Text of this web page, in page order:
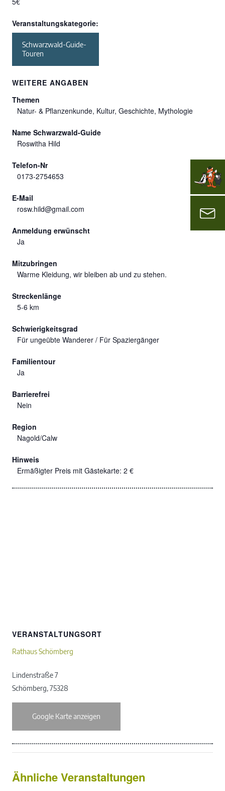
Veranstaltungskategorie:
Schwarzwald-Guide-
Touren
WEITERE ANGABEN
Themen
Natur- & Pflanzenkunde, Kultur, Geschichte, Mythologie
Name Schwarzwald-Guide
Roswitha Hild
Telefon-Nr
0173-2754653
E-Mail
rosw.hild@gmail.com
Anmeldung erwünscht
Ja
Mitzubringen
Warme Kleidung, wir bleiben ab und zu stehen.
Streckenlänge
5-6 km
Schwierigkeitsgrad
Für ungeübte Wanderer / Für Spaziergänger
Familientour
Ja
Barrierefrei
Nein
Region
Nagold/Calw
Hinweis
Ermäßigter Preis mit Gästekarte: 2 €
VERANSTALTUNGSORT
Rathaus Schömberg
Lindenstraße 7
Schömberg,75328
Google Karte anzeigen
Ähnliche Veranstaltungen